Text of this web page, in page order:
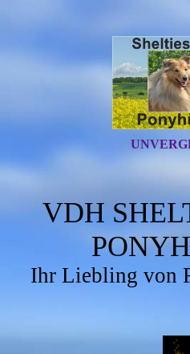
VDH
Ihr Liebling von